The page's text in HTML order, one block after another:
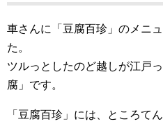
車さんに「豆腐百珍」のメニ
た。
ツルっとしたのど越しが江戸
腐」です。
「豆腐百珍」には、ところて